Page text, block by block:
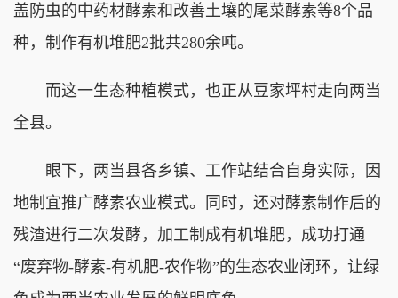
盖防虫的中药材酵素和改善土壤的尾菜酵素等8个品
种，制作有机堆肥2批共280余吨。
而这一生态种植模式，也正从豆家坪村走向两当
全县。
眼下，两当县各乡镇、工作站结合自身实际，因
地制宜推广酵素农业模式。同时，还对酵素制作后的
残渣进行二次发酵，加工制成有机堆肥，成功打通
“废弃物-酵素-有机肥-农作物”的生态农业闭环，让绿